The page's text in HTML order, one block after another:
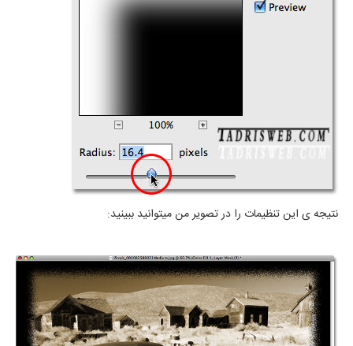
نتیجه ی این تنظیمات را در تصویر من میتوانید ببینید: